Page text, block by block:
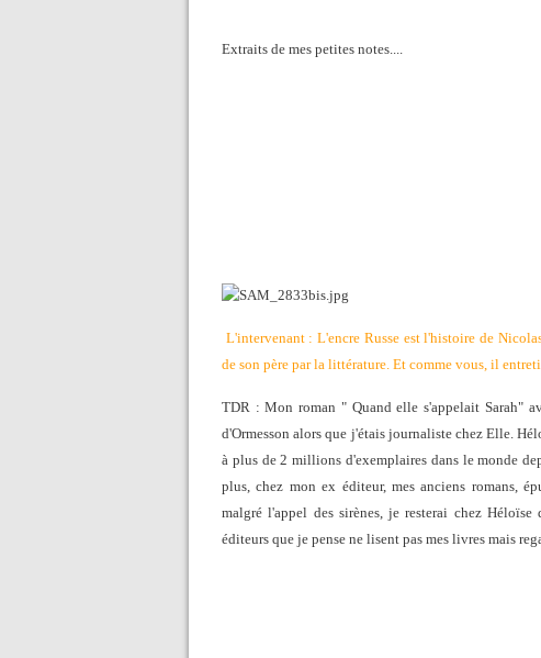
Extraits de mes petites notes....
L'intervenant : L'encre Russe est l'histoire de
de son père par la littérature. Et comme vous, il
TDR : Mon roman " Quand elle s'appelait Sarah"
d'Ormesson alors que j'étais journaliste chez Elle.
à plus de 2 millions d'exemplaires dans le monde
plus, chez mon ex éditeur, mes anciens romans,
malgré l'appel des sirènes, je resterai chez Héloïse
éditeurs que je pense ne lisent pas mes livres mais